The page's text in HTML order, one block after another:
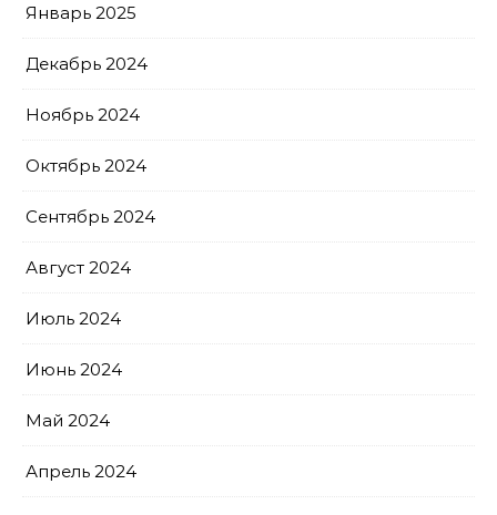
Январь 2025
Декабрь 2024
Ноябрь 2024
Октябрь 2024
Сентябрь 2024
Август 2024
Июль 2024
Июнь 2024
Май 2024
Апрель 2024